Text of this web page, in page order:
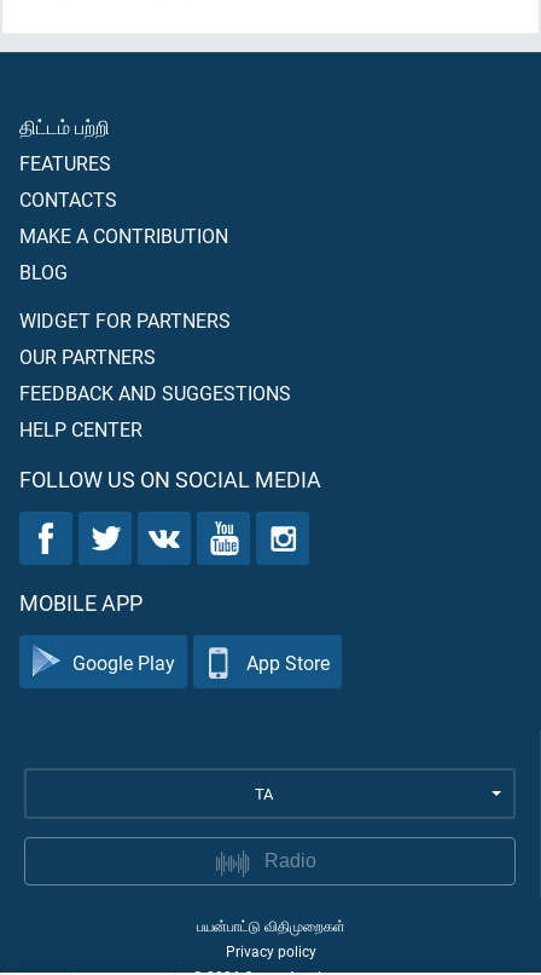
திட்டம் பற்றி
FEATURES
CONTACTS
MAKE A CONTRIBUTION
BLOG
WIDGET FOR PARTNERS
OUR PARTNERS
FEEDBACK AND SUGGESTIONS
HELP CENTER
FOLLOW US ON SOCIAL MEDIA
MOBILE APP
Google Play App Store
TA
Radio
பயன்பாட்டு விதிமுறைகள்
Privacy policy